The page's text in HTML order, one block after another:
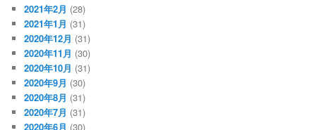
2021年2月 (28)
2021年1月 (31)
2020年12月 (31)
2020年11月 (30)
2020年10月 (31)
2020年9月 (30)
2020年8月 (31)
2020年7月 (31)
2020年6月 (30)